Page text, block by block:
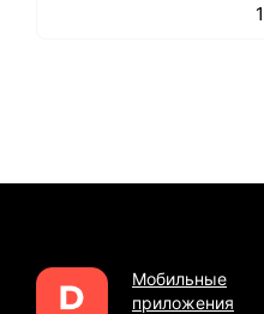
1
Мобильные
приложения